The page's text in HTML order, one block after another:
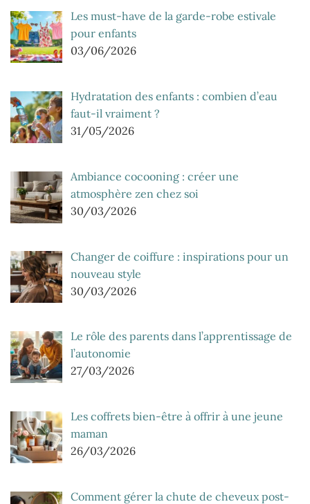
Les must-have de la garde-robe estivale
pour enfants
03/06/2026
Hydratation des enfants : combien d’eau
faut-il vraiment ?
31/05/2026
Ambiance cocooning : créer une
atmosphère zen chez soi
30/03/2026
Changer de coiffure : inspirations pour un
nouveau style
30/03/2026
Le rôle des parents dans l’apprentissage de
l’autonomie
27/03/2026
Les coffrets bien-être à offrir à une jeune
maman
26/03/2026
Comment gérer la chute de cheveux post-